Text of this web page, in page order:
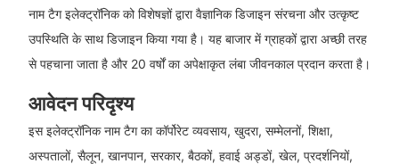
नाम टैग इलेक्ट्रॉनिक को विशेषज्ञों द्वारा वैज्ञानिक डिजाइन संरचना और उत्कृष्ट
उपस्थिति के साथ डिजाइन किया गया है। यह बाजार में ग्राहकों द्वारा अच्छी तरह
से पहचाना जाता है और 20 वर्षों का अपेक्षाकृत लंबा जीवनकाल प्रदान करता है।
आवेदन परिदृश्य
इस इलेक्ट्रॉनिक नाम टैग का कॉर्पोरेट व्यवसाय, खुदरा, सम्मेलनों, शिक्षा,
अस्पतालों, सैलून, खानपान, सरकार, बैठकों, हवाई अड्डों, खेल, प्रदर्शनियों,